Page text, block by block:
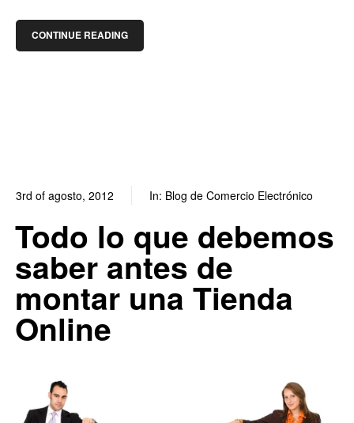
CONTINUE READING
3rd of agosto, 2012 In: Blog de Comercio Electrónico
Todo lo que debemos
saber antes de
montar una Tienda
Online